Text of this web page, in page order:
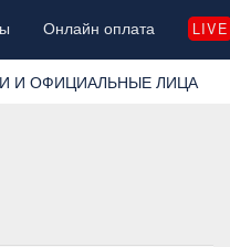
Онлайн оплата LIVE
И ОФИЦИАЛЬНЫЕ ЛИЦА